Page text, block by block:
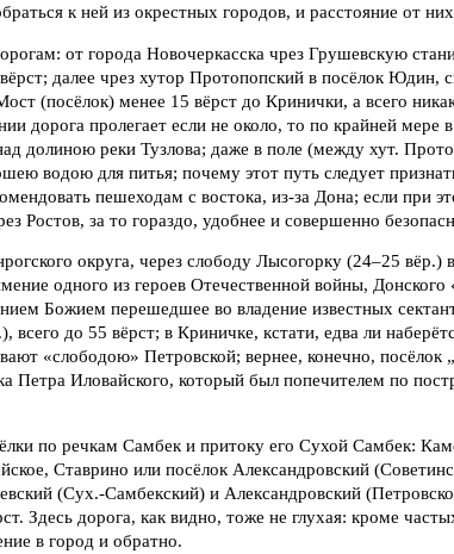
к ней из окрестных городов, и расстояние от
от города Новочеркасска чрез Грушевскую
далее чрез хутор Протопопский в посёлок Юдин,
(посёлок) менее 15 вёрст до Кринички, а всего
дорога пролегает если не около, то по крайней мере
долиною реки Тузлова; даже в поле (между хут.
водою для питья; почему этот путь следует
пешеходам с востока, из-за Дона; если при
Ростов, за то гораздо, удобнее и совершенно
округа, через слободу Лысогорку (24–25
одного из героев Отечественной войны, Донского
Божием перешедшее во владение известных
до 55 вёрст; в Криничкe, кстати, едва ли
«слободою» Петровской; вернее, конечно, посёлок
Петра Иловайского, который был попечителем по
по речкам Самбек и притоку его Сухой Самбек:
Ставрино или посёлок Александровский
(Сух.-Самбекский) и Александровский
Здесь дорога, как видно, тоже не глухая: кроме
в город и обратно.